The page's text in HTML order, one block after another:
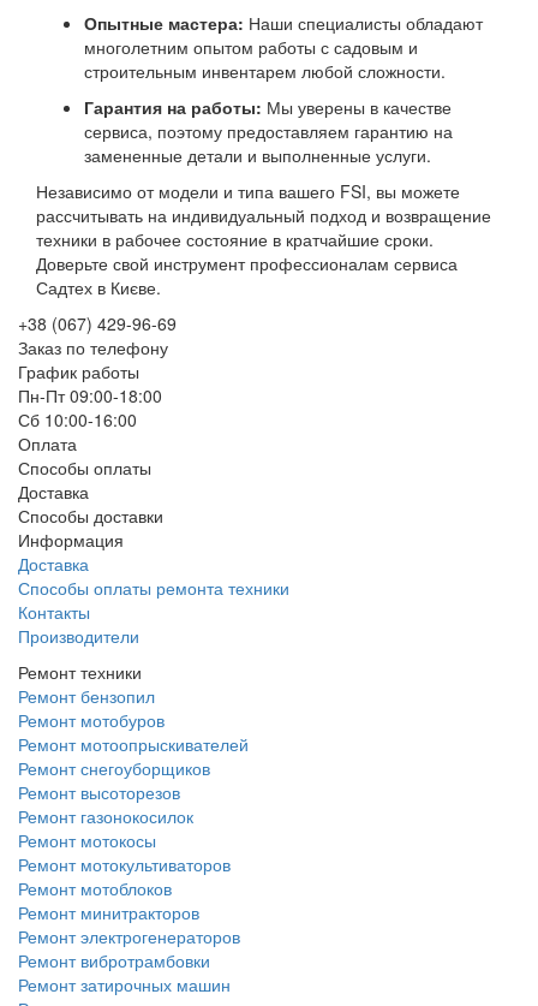
Опытные мастера: Наши специалисты обладают
многолетним опытом работы с садовым и
строительным инвентарем любой сложности.
Гарантия на работы: Мы уверены в качестве
сервиса, поэтому предоставляем гарантию на
замененные детали и выполненные услуги.
Независимо от модели и типа вашего FSI, вы можете
рассчитывать на индивидуальный подход и возвращение
техники в рабочее состояние в кратчайшие сроки.
Доверьте свой инструмент профессионалам сервиса
Садтех в Києве.
+38 (067) 429-96-69
Заказ по телефону
График работы
Пн-Пт 09:00-18:00
Сб 10:00-16:00
Оплата
Способы оплаты
Доставка
Способы доставки
Информация
Доставка
Способы оплаты ремонта техники
Контакты
Производители
Ремонт техники
Ремонт бензопил
Ремонт мотобуров
Ремонт мотоопрыскивателей
Ремонт снегоуборщиков
Ремонт высоторезов
Ремонт газонокосилок
Ремонт мотокосы
Ремонт мотокультиваторов
Ремонт мотоблоков
Ремонт минитракторов
Ремонт электрогенераторов
Ремонт вибротрамбовки
Ремонт затирочных машин